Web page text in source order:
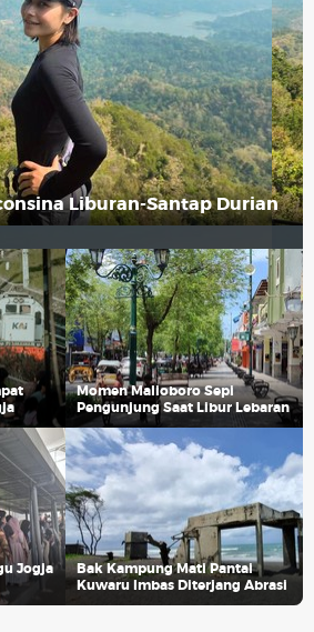
Liburan-Santap Durian
Momen Malioboro Sepi
Pengunjung Saat Libur Lebaran
Jogja
Bak Kampung Mati Pantai
Kuwaru Imbas Diterjang Abrasi